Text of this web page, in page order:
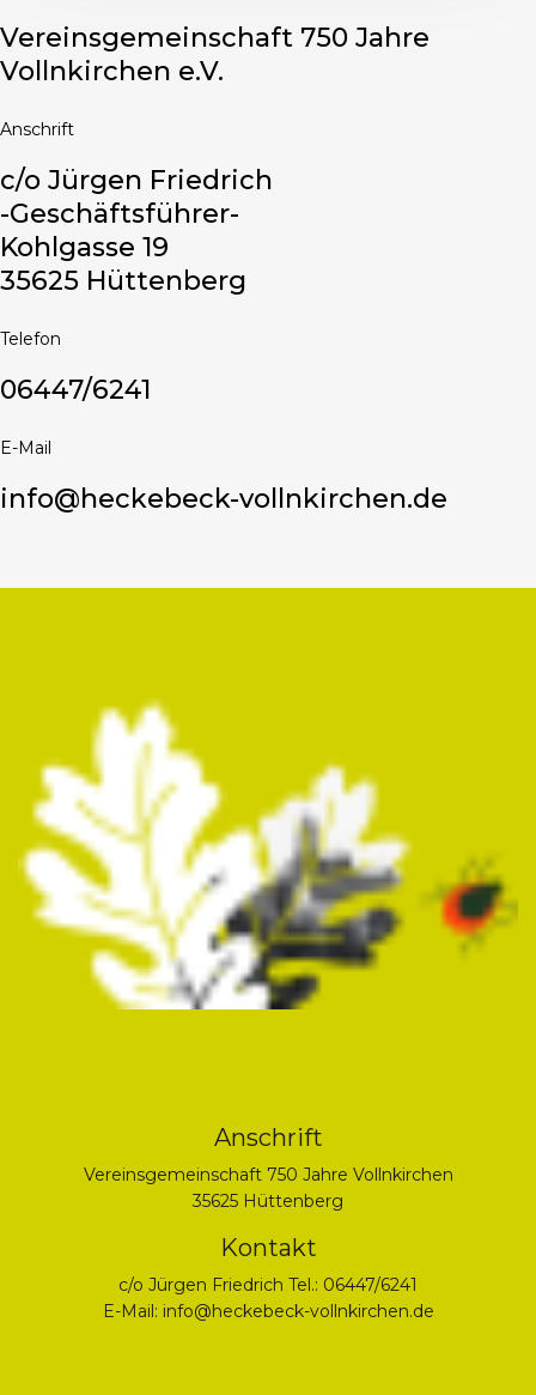
Vereinsgemeinschaft 750 Jahre
Vollnkirchen e.V.
Anschrift
c/o Jürgen Friedrich
-Geschäftsführer-
Kohlgasse 19
35625 Hüttenberg
Telefon
06447/6241
E-Mail
info@heckebeck-vollnkirchen.de
Anschrift
Vereinsgemeinschaft 750 Jahre Vollnkirchen
35625 Hüttenberg
Kontakt
c/o Jürgen Friedrich Tel.: 06447/6241
E-Mail: info@heckebeck-vollnkirchen.de